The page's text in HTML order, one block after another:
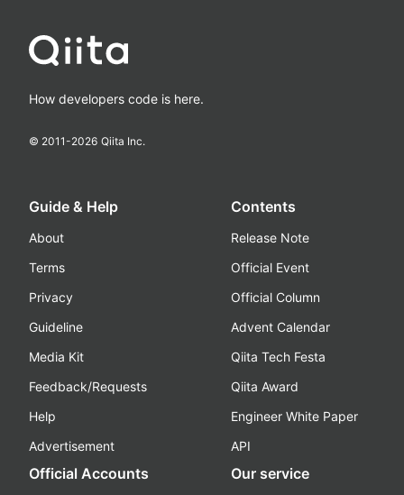
How developers code is here.
© 2011-2026 Qiita Inc.
Guide & Help
About
Terms
Privacy
Guideline
Media Kit
Feedback/Requests
Help
Advertisement
Contents
Release Note
Official Event
Official Column
Advent Calendar
Qiita Tech Festa
Qiita Award
Engineer White Paper
API
Official Accounts Our service